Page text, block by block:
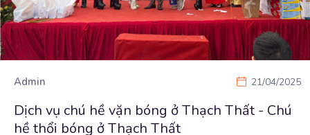
Admin 21/04/2025
Dịch vụ chú hề vặn bóng ở Thạch Thất - Chú
hề thổi bóng ở Thạch Thất